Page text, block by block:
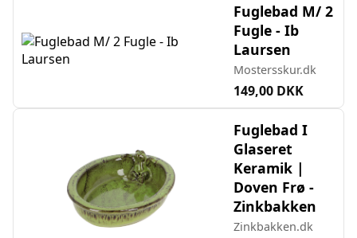
Fuglebad M/ 2
Fugle - Ib
Laursen
Mostersskur.dk
149,00 DKK
Fuglebad I
Glaseret
Keramik |
Doven Frø -
Zinkbakken
Zinkbakken.dk